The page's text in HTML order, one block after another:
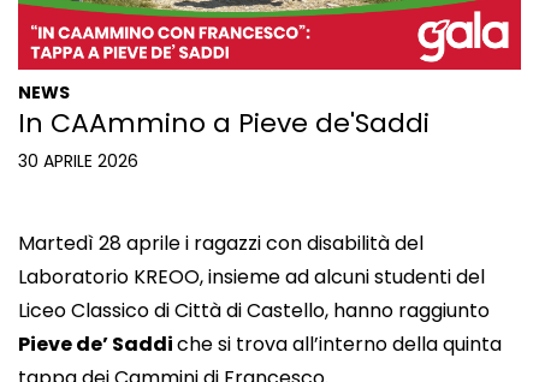
NEWS
In CAAmmino a Pieve de'Saddi
30 APRILE 2026
Martedì 28 aprile i ragazzi con disabilità del
Laboratorio KREOO, insieme ad alcuni studenti del
Liceo Classico di Città di Castello, hanno raggiunto
Pieve de’ Saddiche si trova all’interno della quinta